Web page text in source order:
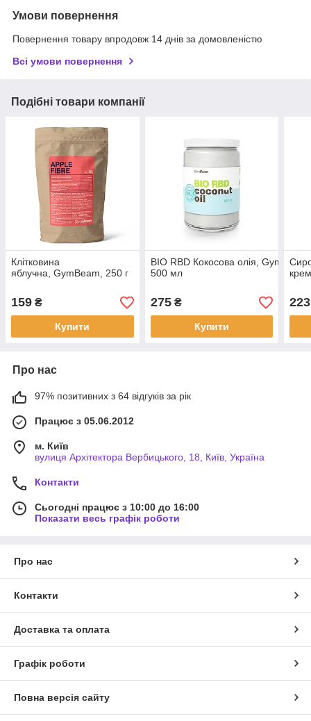
Умови повернення
Повернення товару впродовж 14 днів за домовленістю
Всі умови повернення
Подібні товари компанії
Клітковина
яблучна, GymBeam, 250 г
159 ₴
Купити
BIO RBD Кокосова олія, GymBeam,
500 мл
275₴
Купити
223
Про нас
97% позитивних з 64 відгуків за рік
Працює з 05.06.2012
м. Київ
вулиця Архітектора Вербицького, 18, Київ, Україна
Контакти
Сьогодні працює з 10:00 до 16:00
Показати весь графік роботи
Про нас
Контакти
Доставка та оплата
Графік роботи
Повна версія сайту